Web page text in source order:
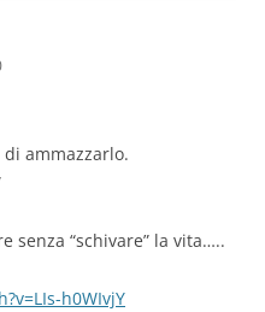
ammazzarlo.
senza “schivare” la vita…..
h0WIvjY